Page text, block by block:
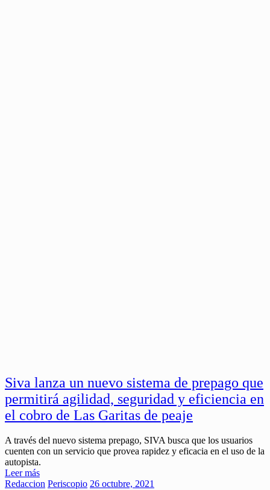
Siva lanza un nuevo sistema de prepago que
permitirá agilidad, seguridad y eficiencia en
el cobro de Las Garitas de peaje
A través del nuevo sistema prepago, SIVA busca que los usuarios
cuenten con un servicio que provea rapidez y eficacia en el uso de la
autopista.
Leer más
Redaccion Periscopio 26 octubre, 2021